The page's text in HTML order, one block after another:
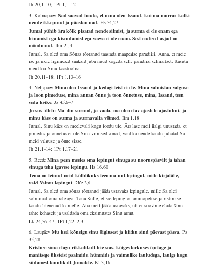
Jh 20,1–10; 1Pt 1,1–12
3. KolmapäevNad saavad tunda, et mina olen Issand, kui ma murran katki
nende ikkepuud ja päästan nad.Hs 34,27
Jumal pühib ära kõik pisarad nende silmist, ja surma ei ole enam ega
leinamist ega kisendamist ega vaeva ei ole enam. Sest endised asjad on
möödunud.Ilm 21,4
Jumal, Sa oled oma Sõnas tõotanud taastada maapealse paradiisi. Anna, et meie
ise ja meie ligimesed saaksid juba nüüd kogeda selle paradiisi eelmaitset. Kasuta
meid kui Sinu kaastöölisi.
Jh 20,11–18; 1Pt 1,13–16
4. NeljapäevMina olen Issand ja kedagi teist ei ole. Mina valmistan valguse
ja loon pimeduse, mina annan õnne ja toon õnnetuse, mina, Issand, teen
seda kõike.Js 45,6–7
Jeesus ütleb: Ma olin surnud, ja vaata, ma olen elav ajastute ajastuteni, ja
minu käes on surma ja surmavalla võtmed.Ilm 1,18
Jumal, Sinu käes on meelevald kogu loodu üle. Ära lase meil iialgi unustada, et
pimedus ja õnnetus ei ole Sinu viimsed sõnad, vaid ka nende kaudu juhatad Sa
meid valguse ja õnne sisse.
Jh 21,1–14; 1Pt 1,17–21
5. ReedeMina pean meeles oma lepingut sinuga su nooruspäevilt ja tahan
sinuga teha igavese lepingu.Hs 16,60
Tema on teinud meid kõlblikuks teenima uut lepingut, mitte kirjatähe,
vaid Vaimu lepingut.2Kr 3,6
Jumal, Sa oled oma sõnas tõotanud jääda ustavaks lepingule, mille Sa oled
sõlminud oma rahvaga. Tänu Sulle, et see leping on armuõpetuse ja ristimise
kaudu laienenud ka meile. Aita meil jääda ustavaks, nii et soovime elada Sinu
tahte kohaselt ja usaldada oma eksimustes Sinu armu.
Lk 24,36–47; 1Pt 1,22–2,3
6. LaupäevMu keel kõnelgu sinu õiglusest ja kiitku sind päevast päeva.Ps
35,28
Kristuse sõna elagu rikkalikult teie seas, kõiges tarkuses õpetage ja
manitsege üksteist psalmide, hümnide ja vaimulike lauludega, laulge kogu
südamest tänulikult Jumalale.Kl 3,16